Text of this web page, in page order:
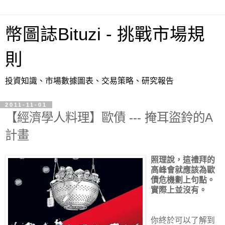
幣圖誌Bituzi - 挑戰市場規
則
投資知識、市場數據圖表、交易策略、研究報告
2011-11-01
【經濟學人料理】歐債 --- 掩耳盜鈴的A
計畫
照理說，這禮拜的
高峰會就應該為歐
債危機劃上句點。
實際上並沒有。
你終於可以了解到